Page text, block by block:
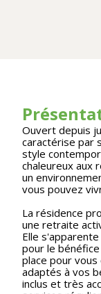
Ouvert depuis
caractérise par
style
chaleureux aux
un
vous pouvez
La résidence
une retraite
Elle
pour le
place pour
adaptés à vos
inclus et très